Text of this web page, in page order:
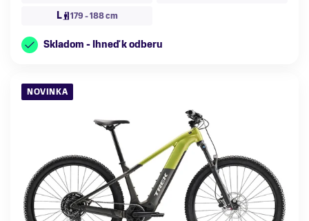
L 179 - 188 cm
Skladom - Ihneď k odberu
NOVINKA